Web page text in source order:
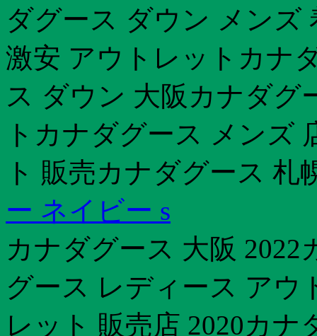
ダグース ダウン メンズ
激安 アウトレットカナ
ス ダウン 大阪カナダグ
トカナダグース メンズ
ト 販売カナダグース 札
ー ネイビー s
カナダグース 大阪
グース レディース アウ
レット 販売店 2020カ